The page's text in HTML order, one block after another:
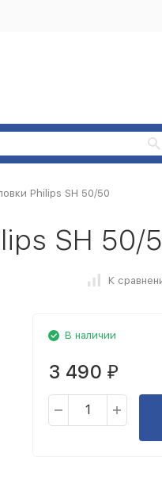
Philips SH 50/50
SH 50/
К
В наличии
3 490 ₽